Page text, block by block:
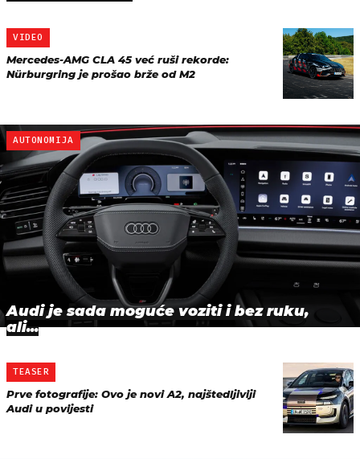
VIDEO
Mercedes-AMG CLA 45 već ruši rekorde:
Nürburgring je prošao brže od M2
AUTONOMIJA
Audi je sada moguće voziti i bez ruku,
ali...
TEASER
Prve fotografije: Ovo je novi A2, najštedljiviji
Audi u povijesti